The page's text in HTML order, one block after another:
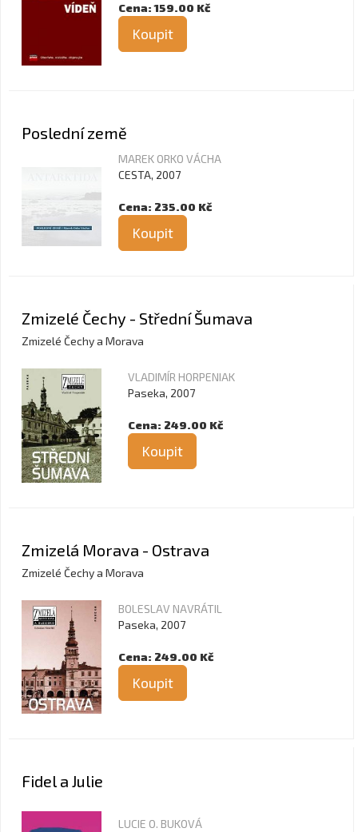
Cena: 159.00 Kč
Koupit
Poslední země
MAREK ORKO VÁCHA
CESTA, 2007
Cena: 235.00 Kč
Koupit
Zmizelé Čechy - Střední Šumava
Zmizelé Čechy a Morava
VLADIMÍR HORPENIAK
Paseka, 2007
Cena: 249.00 Kč
Koupit
Zmizelá Morava - Ostrava
Zmizelé Čechy a Morava
BOLESLAV NAVRÁTIL
Paseka, 2007
Cena: 249.00 Kč
Koupit
Fidel a Julie
LUCIE O. BUKOVÁ